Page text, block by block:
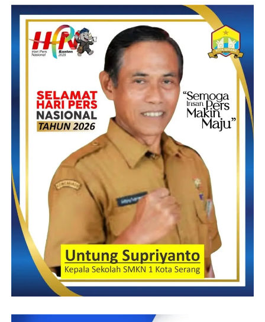
Post Views: 22